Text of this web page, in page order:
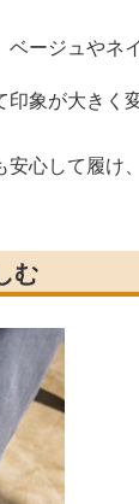
ージュやネ
象が大き
心して履け
む